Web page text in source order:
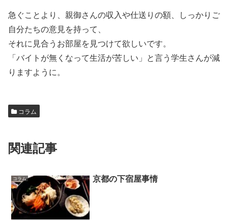
急ぐことより、親御さんの収入や仕送りの額、しっかりご
自分たちの意見を持って、
それに見合うお部屋を見つけて欲しいです。
「バイトが無くなって生活が苦しい」と言う学生さんが減
りますように。
コラム
関連記事
コラム 京都の下宿屋事情